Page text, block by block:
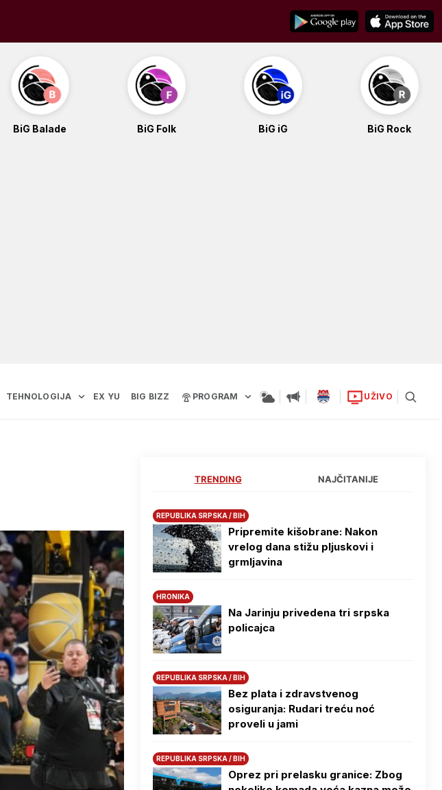
BiG Balade BiG Folk BiG iG BiG Rock
TEHNOLOGIJA EX YU BIG BIZZ PROGRAM UŽIVO
TRENDING NAJČITANIJE
REPUBLIKA SRPSKA / BIH
Pripremite kišobrane: Nakon
vrelog dana stižu pljuskovi i
grmljavina
HRONIKA
Na Јarinju privedena tri srpska
policajca
REPUBLIKA SRPSKA / BIH
Bez plata i zdravstvenog
osiguranja: Rudari treću noć
proveli u jami
REPUBLIKA SRPSKA / BIH
Oprez pri prelasku granice: Zbog